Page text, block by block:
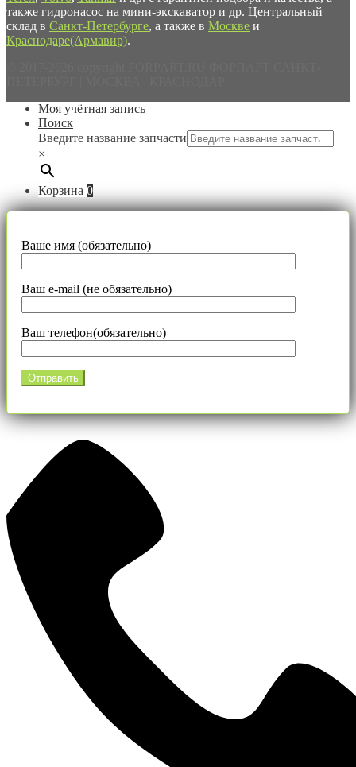
также гидронасос на мини-экскаватор и др. Центральный
склад в Санкт-Петербурге, а также в Москве и
Краснодаре(Армавир).
Моя учётная запись
Поиск
Введите название запчасти
×
Корзина 0
Ваше имя (обязательно)
Ваш e-mail (не обязательно)
Ваш телефон(обязательно)